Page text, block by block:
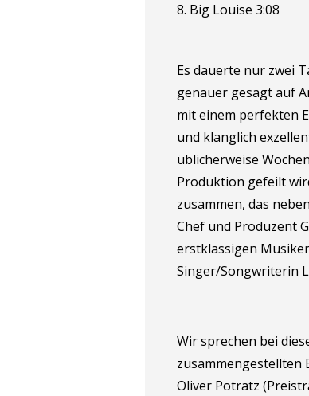
8. Big Louise 3:08
Es dauerte nur zwei
genauer gesagt auf
mit einem perfekten
und klanglich
üblicherweise
Produktion gefeilt
zusammen, das
Chef und Produzent
erstklassigen
Singer/Songwriterin
Wir sprechen bei
zusammengestellten
Oliver Potratz